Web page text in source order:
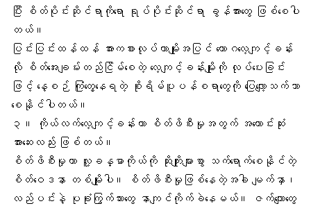
ပြီး စိတ်ပိုင်းဆိုင်ရာကိုရော ရုပ်ပိုင်းဆိုင်ရာ ခွန်အားတွေ ဖြစ်စေပါ
တယ်။
ပြင်းပြင်းထန်ထန် အားကစားလုပ်တာမျိုးအပြင် ယောဂလေ့ကျင့်ခန်း
လို စိတ်အေးချမ်းတည်ငြိမ်စေတဲ့ လေ့ကျင့်ခန်းမျိုးကို လုပ်ပေးခြင်း
ဖြင့် နေ့စဉ် ကြုံတွေ့နေရတဲ့ စိုးရိမ်ပူပန်စရာတွေကို ပြေလျော့သက်သာ
စေနိုင်ပါတယ်။
၃။ ကိုယ်လက်လေ့ကျင့်ခန်းဟာ စိတ်ဖိစီးမှုအတွက် အကောင်းဆုံး
အားဆေးလည်း ဖြစ်တယ်။
စိတ်ဖိစီးမှုဟာ လူ့ခန္ဓာကိုယ်ကို ဆိုးကျိုးများစွာ သက်ရောက်စေနိုင်တဲ့
စိတ်ဝေဒနာ တစ်မျိုးပါ။
စိတ်ဖိစီးမှု ဖြစ်နေတဲ့အခါ မျက်နှာ၊
လည်ပင်းနဲ့ ပုခုံးကြွက်သားတွေ နာကျင်ကိုက်ခဲနေမယ်။ ဇက်ကျောတွေ